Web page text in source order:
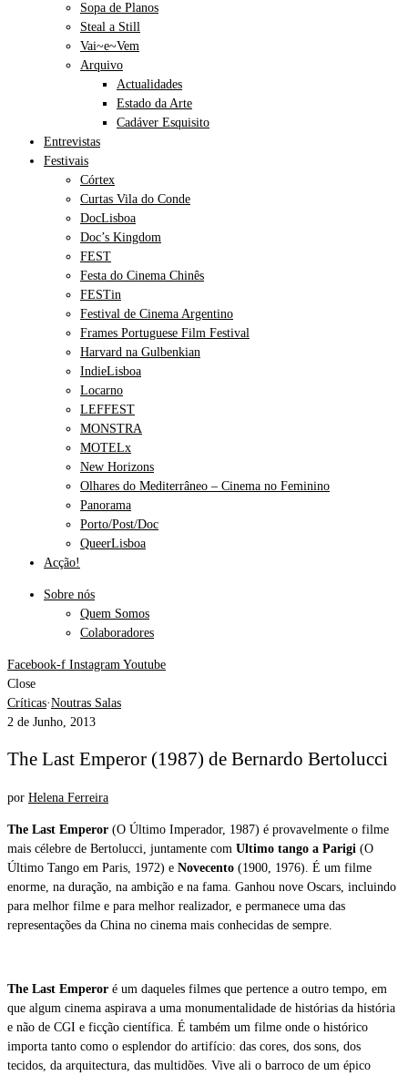
Sopa de Planos
Steal a Still
Vai~e~Vem
Arquivo
Actualidades
Estado da Arte
Cadáver Esquisito
Entrevistas
Festivais
Córtex
Curtas Vila do Conde
DocLisboa
Doc’s Kingdom
FEST
Festa do Cinema Chinês
FESTin
Festival de Cinema Argentino
Frames Portuguese Film Festival
Harvard na Gulbenkian
IndieLisboa
Locarno
LEFFEST
MONSTRA
MOTELx
New Horizons
Olhares do Mediterrâneo – Cinema no Feminino
Panorama
Porto/Post/Doc
QueerLisboa
Acção!
Sobre nós
Quem Somos
Colaboradores
Facebook-f Instagram Youtube
Close
Críticas·Noutras Salas
2 de Junho, 2013
The Last Emperor (1987) de Bernardo Bertolucci
por Helena Ferreira
The Last Emperor (O Último Imperador, 1987) é provavelmente o filme
mais célebre de Bertolucci, juntamente com Ultimo tango a Parigi (O
Último Tango em Paris, 1972) e Novecento (1900, 1976). É um filme
enorme, na duração, na ambição e na fama. Ganhou nove Oscars, incluindo
para melhor filme e para melhor realizador, e permanece uma das
representações da China no cinema mais conhecidas de sempre.
The Last Emperor é um daqueles filmes que pertence a outro tempo, em
que algum cinema aspirava a uma monumentalidade de histórias da história
e não de CGI e ficção científica. É também um filme onde o histórico
importa tanto como o esplendor do artifício: das cores, dos sons, dos
tecidos, da arquitectura, das multidões. Vive ali o barroco de um épico